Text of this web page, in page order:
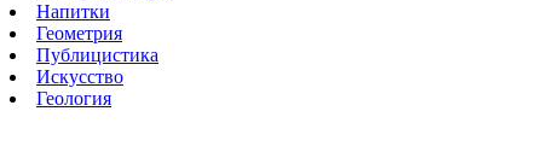
Напитки
Геометрия
Публицистика
Искусство
Геология